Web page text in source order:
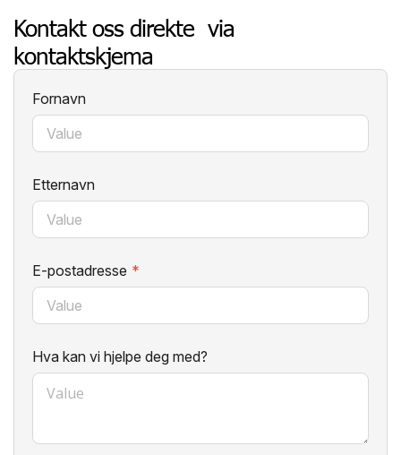
Kontakt oss direkte via
kontaktskjema
Fornavn
Etternavn
E-postadresse *
Hva kan vi hjelpe deg med?